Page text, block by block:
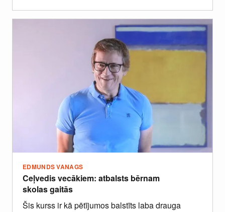
EDMUNDS VANAGS
Ceļvedis vecākiem: atbalsts bērnam
skolas gaitās
Šis kurss ir kā pētījumos balstīts laba drauga